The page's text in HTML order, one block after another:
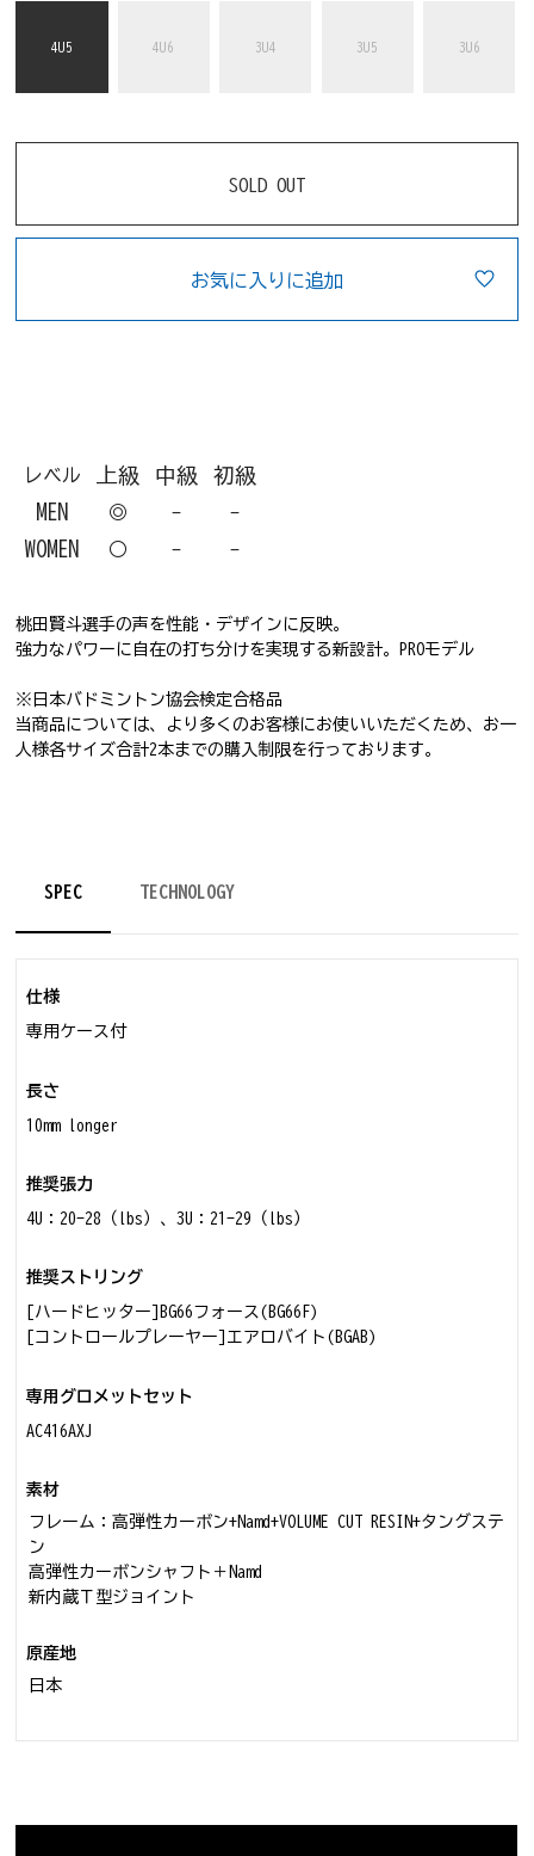
4U5 4U6 3U4 3U5 3U6
SOLD OUT
お気に入りに追加
レベル 上級 中級
初級
MEN
◎ - -
WOMEN ○ - -
桃田賢斗選手の声を性能・デザインに反映。
強力なパワーに自在の打ち分けを実現する新設計。PROモデル
※日本バドミントン協会検定合格品
当商品については、より多くのお客様にお使いいただくため、お一
人様各サイズ合計2本までの購入制限を行っております。
SPEC TECHNOLOGY
仕様
専用ケース付
長さ
10mm longer
推奨張力
4U：20-28（lbs）、3U：21-29（lbs）
推奨ストリング
[ハードヒッター]BG66フォース(BG66F)
[コントロールプレーヤー]エアロバイト(BGAB)
専用グロメットセット
AC416AXJ
素材
フレーム：高弾性カーボン+Namd+VOLUME CUT RESIN+タングステ
ン
高弾性カーボンシャフト＋Namd
新内蔵Ｔ型ジョイント
原産地
日本